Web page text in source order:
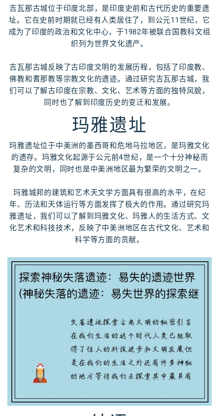
吉瓦那古城位于印度北部，是印度史前和古代历史的重要遗
址。它在史前时期就已经有人类居住了，到公元11世纪，它
成为了印度的政治和文化中心，于1982年被联合国教科文组
织列为世界文化遗产。
吉瓦那古城反映了古印度文明的发展历程，包括了印度教、
佛教和耆那教等宗教文化的遗迹。通过研究吉瓦那古城，我
们可以了解古印度在宗教、文化、艺术等方面的独特风貌，
同时也了解到印度历史的变迁和发展。
玛雅遗址
玛雅遗址位于中美洲的墨西哥和危地马拉地区，是玛雅文化
的遗存。玛雅文化起源于公元前4世纪，是一个十分神秘而
复杂的文明，同时也是中美洲地区最为繁荣的文明之一。
玛雅城邦的建筑和艺术天文学方面具有很高的水平，在纪
年、历法和天体运行等方面发挥了极大的作用。通过研究玛
雅遗址，我们可以了解到玛雅文化、玛雅人的生活方式、文
化艺术和科技技术，反映了中美洲地区在古代文化、艺术和
科学等方面的贡献。